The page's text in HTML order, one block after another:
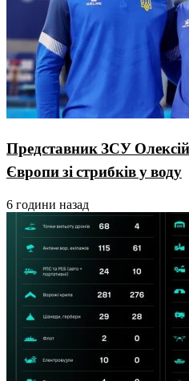
Представник ЗСУ
Європи зі стрибків у воду
6 години назад